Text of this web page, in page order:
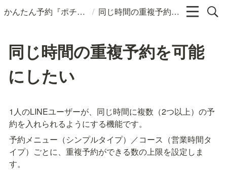
かんたん予約『ポチコ』ヘルプページ / 同じ時間の重複予約を可能にしたい
同じ時間の重複予約を可能
にしたい
1人のLINEユーザーが、同じ時間に複数（2つ以上）の予
約を入れられるようにする機能です。
予約メニュー（シンプルタイプ）／コース（営業時間タ
イプ）ごとに、重複予約ができる数の上限を設定しま
す。